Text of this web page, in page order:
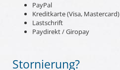
PayPal
Kreditkarte (Visa, Mastercard)
Lastschrift
Paydirekt / Giropay
Stornierung?